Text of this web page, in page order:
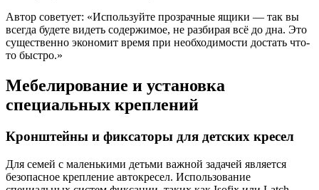
Автор советует: «Используйте прозрачные ящики — так вы
всегда будете видеть содержимое, не разбирая всё до дна. Это
существенно экономит время при необходимости достать что-
то быстро.»
Мебелирование и установка
специальных креплений
Кронштейны и фиксаторы для детских кресел
Для семей с маленькими детьми важной задачей является
безопасное крепление автокресел. Использование